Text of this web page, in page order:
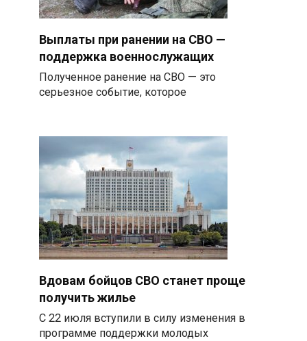
Выплаты при ранении на СВО —
поддержка военнослужащих
Полученное ранение на СВО — это
серьезное событие, которое
Вдовам бойцов СВО станет проще
получить жилье
С 22 июля вступили в силу изменения в
программе поддержки молодых